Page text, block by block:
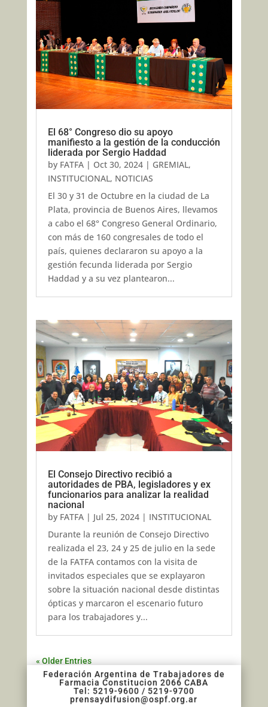
El 68° Congreso dio su apoyo
manifiesto a la gestión de la conducción
liderada por Sergio Haddad
by FATFA| Oct 30, 2024| GREMIAL,
INSTITUCIONAL, NOTICIAS
El 30 y 31 de Octubre en la ciudad de La
Plata, provincia de Buenos Aires, llevamos
a cabo el 68° Congreso General Ordinario,
con más de 160 congresales de todo el
país, quienes declararon su apoyo a la
gestión fecunda liderada por Sergio
Haddad y a su vez plantearon...
El Consejo Directivo recibió a
autoridades de PBA, legisladores y ex
funcionarios para analizar la realidad
nacional
by FATFA| Jul 25, 2024| INSTITUCIONAL
Durante la reunión de Consejo Directivo
realizada el 23, 24 y 25 de julio en la sede
de la FATFA contamos con la visita de
invitados especiales que se explayaron
sobre la situación nacional desde distintas
ópticas y marcaron el escenario futuro
para los trabajadores y...
« Older Entries
Federación Argentina de Trabajadores de
Farmacia Constitucion 2066 CABA
Tel: 5219-9600 / 5219-9700
prensaydifusion@ospf.org.ar